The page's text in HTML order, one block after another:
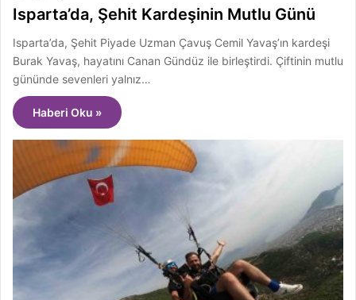
Isparta’da, Şehit Kardeşinin Mutlu Günü
Isparta’da, Şehit Piyade Uzman Çavuş Cemil Yavaş’ın kardeşi
Burak Yavaş, hayatını Canan Gündüz ile birleştirdi. Çiftinin mutlu
gününde sevenleri yalnız…
Haberi Oku »